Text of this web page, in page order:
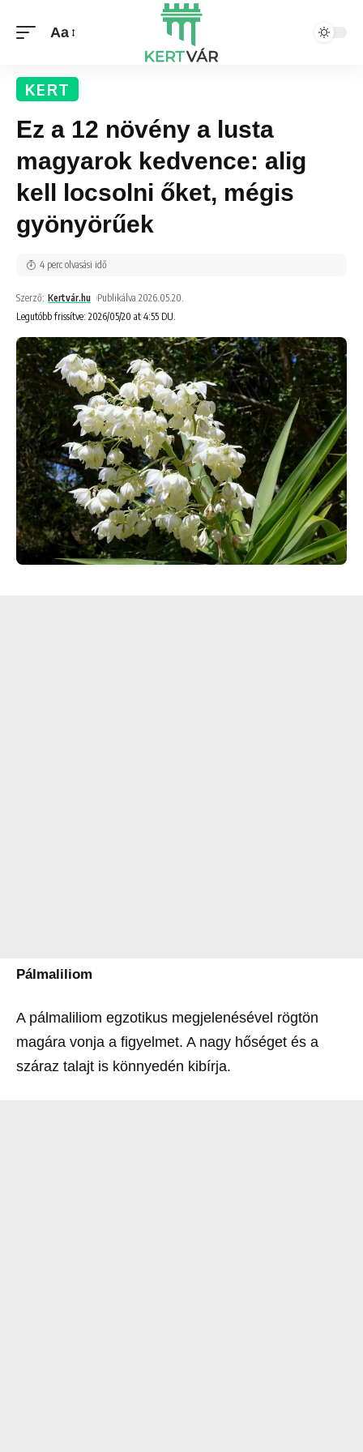
Aa
KERT
Ez a 12 növény a lusta
magyarok kedvence: alig
kell locsolni őket, mégis
gyönyörűek
Legutóbb frissítve: 2026/05/20 at 4:55 DU.
Szerző: Kertvár.hu Publikálva 2026.05.20.
4 perc olvasási idő
Pálmaliliom
A pálmaliliom egzotikus megjelenésével rögtön
magára vonja a figyelmet. A nagy hőséget és a
száraz talajt is könnyedén kibírja.